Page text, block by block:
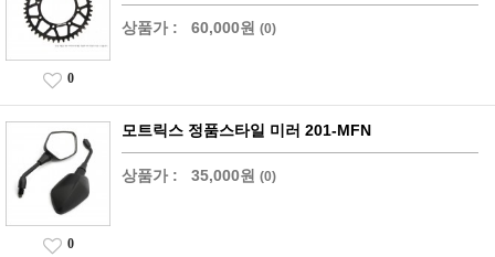
상품가 : 60,000원 (0)
0
모트릭스 정품스타일 미러 201-MFN
상품가 : 35,000원 (0)
0